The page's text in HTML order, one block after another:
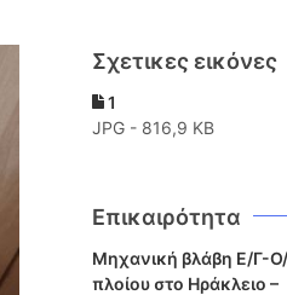
Σχετικες εικόνες
1
JPG - 816,9 KB
Επικαιρότητα
Μηχανική βλάβη Ε/Γ-
πλοίου στο Ηράκλειο –